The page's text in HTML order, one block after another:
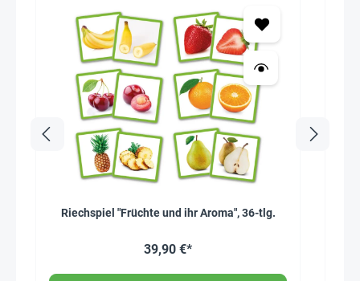
Riechspiel "Früchte und ihr Aroma", 36-tlg.
39,90 €*